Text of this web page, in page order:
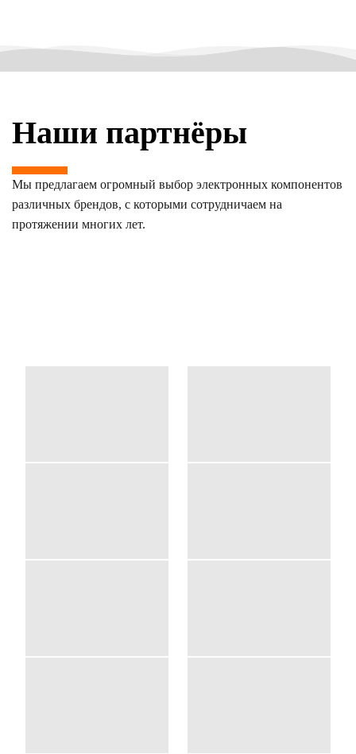
Наши партнёры
Мы предлагаем огромный выбор электронных компонентов
различных брендов, с которыми сотрудничаем на
протяжении многих лет.